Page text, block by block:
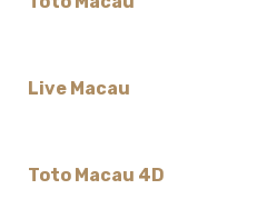
Live Macau
Toto Macau 4D